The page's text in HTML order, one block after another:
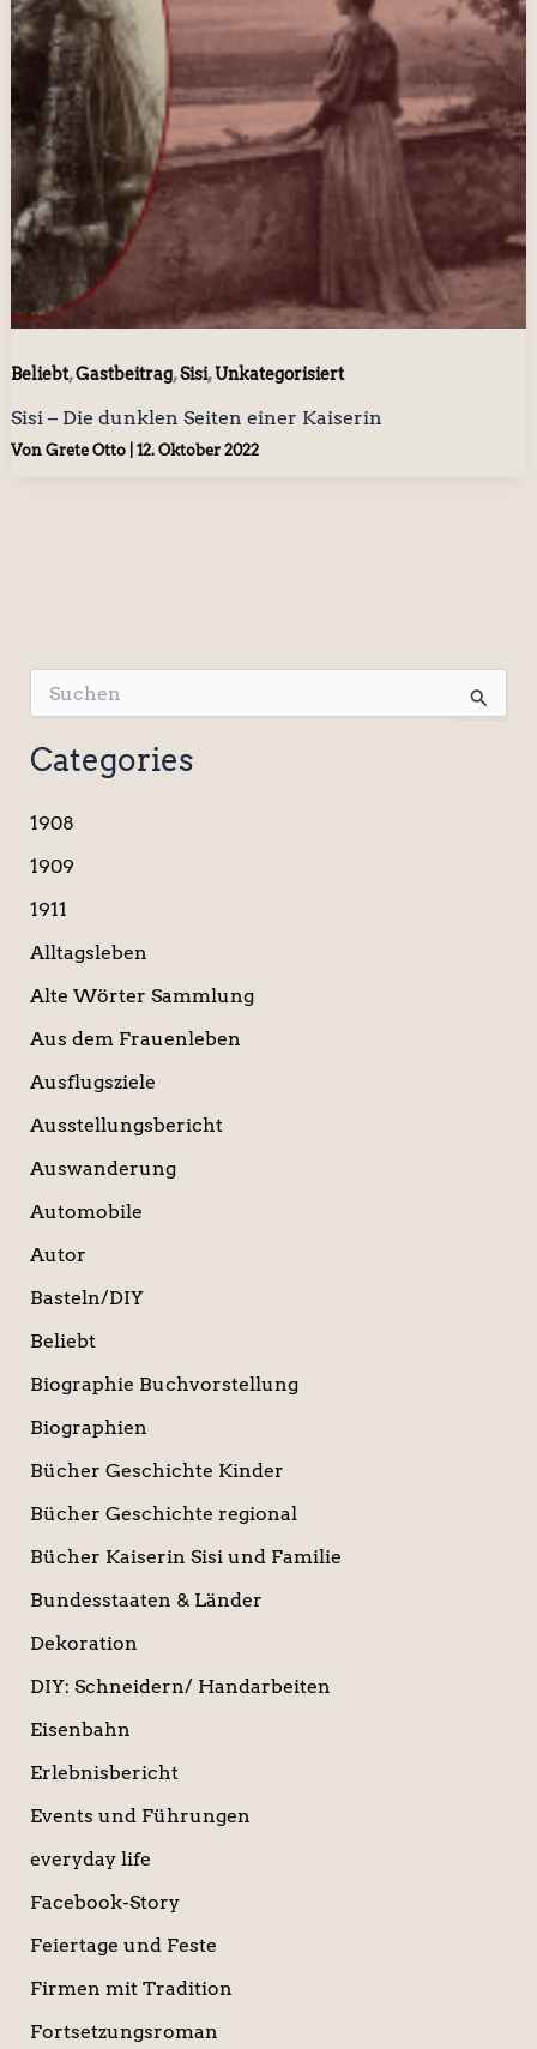
Beliebt,Gastbeitrag,Sisi,Unkategorisiert
Sisi – Die dunklen Seiten einer Kaiserin
Von Grete Otto 12. Oktober 2022
u
c
h
n
a
h
Categories
1908
1909
1911
Alltagsleben
Alte Wörter Sammlung
Aus dem Frauenleben
Ausflugsziele
Ausstellungsbericht
Auswanderung
Automobile
Autor
Basteln/DIY
Beliebt
Biographie Buchvorstellung
Biographien
Bücher Geschichte Kinder
Bücher Geschichte regional
Bücher Kaiserin Sisi und Familie
Bundesstaaten & Länder
Dekoration
DIY: Schneidern/ Handarbeiten
Eisenbahn
Erlebnisbericht
Events und Führungen
everyday life
Facebook-Story
Feiertage und Feste
Firmen mit Tradition
Fortsetzungsroman